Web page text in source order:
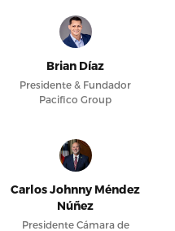
Brian Díaz
Presidente & Fundador
Pacifico Group
Carlos Johnny Méndez
Núñez
Presidente Cámara de